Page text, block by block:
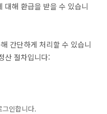
대해 환급을 받을 수 있습니
간단하게 처리할 수 있습니
산 절차입니다:
인합니다.